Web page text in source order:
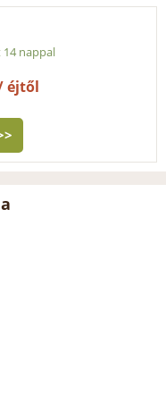
nappal
éjtől